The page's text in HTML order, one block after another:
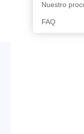
Nuestro
FAQ